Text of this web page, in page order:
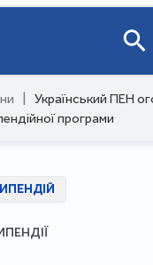
Український ПЕН
програми